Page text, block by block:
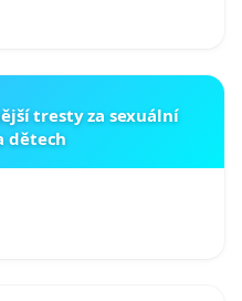
tresty za sexuální
dětech